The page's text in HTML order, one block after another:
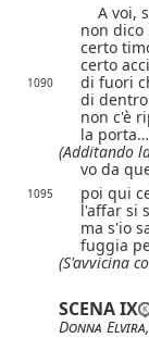
A voi,
non
certo
certo
1090
di fuori
di
non c'è
la
(Additando
vo da
1095 poi qui
l'affar si
ma s'io
fuggia
(S'avvicina
SCENA IX
Donna Elvira,